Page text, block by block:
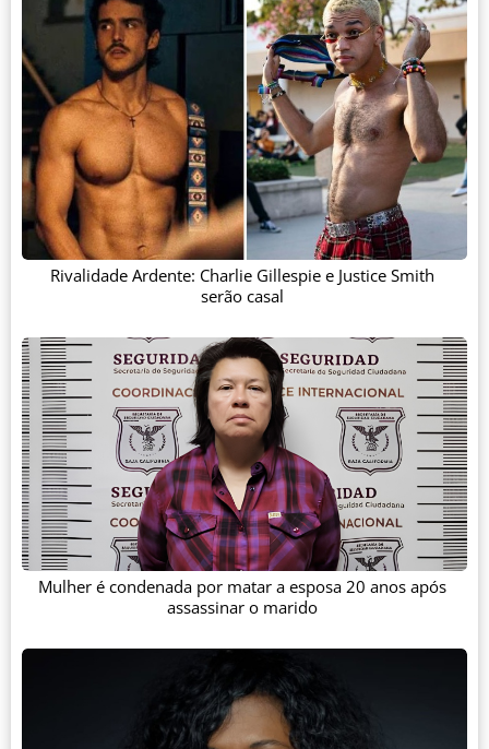
Rivalidade Ardente: Charlie Gillespie e Justice Smith
serão casal
Mulher é condenada por matar a esposa 20 anos após
assassinar o marido